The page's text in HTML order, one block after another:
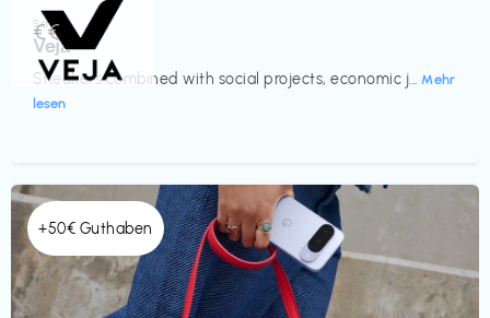
Schuhe
Veja
Sneakers combined with social projects, economic j... Mehr
lesen
€€‎
+50€ Guthaben